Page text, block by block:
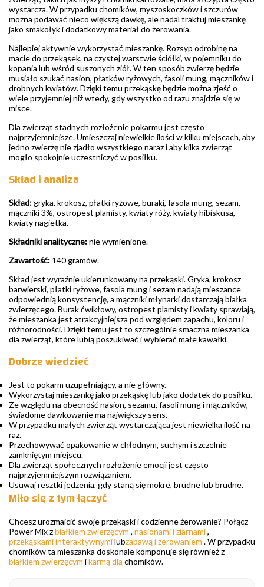
wystarcza. W przypadku chomików, myszoskoczków i szczurów
można podawać nieco większą dawkę, ale nadal traktuj mieszankę
jako smakołyk i dodatkowy materiał do żerowania.
Najlepiej aktywnie wykorzystać mieszankę. Rozsyp odrobinę na
macie do przekąsek, na czystej warstwie ściółki, w pojemniku do
kopania lub wśród suszonych ziół. W ten sposób zwierzę będzie
musiało szukać nasion, płatków ryżowych, fasoli mung, mączników i
drobnych kwiatów. Dzięki temu przekąskę będzie można zjeść o
wiele przyjemniej niż wtedy, gdy wszystko od razu znajdzie się w
misce.
Dla zwierząt stadnych rozłożenie pokarmu jest często
najprzyjemniejsze. Umieszczaj niewielkie ilości w kilku miejscach, aby
jedno zwierzę nie zjadło wszystkiego naraz i aby kilka zwierząt
mogło spokojnie uczestniczyć w posiłku.
Skład i analiza
Skład:gryka, krokosz, płatki ryżowe, buraki, fasola mung, sezam,
mączniki 3%, ostropest plamisty, kwiaty róży, kwiaty hibiskusa,
kwiaty nagietka.
Składniki analityczne:nie wymienione.
Zawartość: 140 gramów.
Skład jest wyraźnie ukierunkowany na przekąski. Gryka, krokosz
barwierski, płatki ryżowe, fasola mung i sezam nadają mieszance
odpowiednią konsystencję, a mączniki młynarki dostarczają białka
zwierzęcego. Burak ćwikłowy, ostropest plamisty i kwiaty sprawiają,
że mieszanka jest atrakcyjniejsza pod względem zapachu, koloru i
różnorodności. Dzięki temu jest to szczególnie smaczna mieszanka
dla zwierząt, które lubią poszukiwać i wybierać małe kawałki.
Dobrze wiedzieć
Jest to pokarm uzupełniający, a nie główny.
Wykorzystaj mieszankę jako przekąskę lub jako dodatek do posiłku.
Ze względu na obecność nasion, sezamu, fasoli mung i mączników,
świadome dawkowanie ma największy sens.
W przypadku małych zwierząt wystarczająca jest niewielka ilość na
raz.
Przechowywać opakowanie w chłodnym, suchym i szczelnie
zamkniętym miejscu.
Dla zwierząt społecznych rozłożenie emocji jest często
najprzyjemniejszym rozwiązaniem.
Usuwaj resztki jedzenia, gdy staną się mokre, brudne lub brudne.
Miło się z tym łączyć
Chcesz urozmaicić swoje przekąski i codzienne żerowanie? Połącz
Power Mix zbiałkiem zwierzęcym , nasionami i ziarnami,
przekąskami interaktywnymilubzabawą i żerowaniem . W przypadku
chomików ta mieszanka doskonale komponuje się również z
białkiem zwierzęcym ikarmą dla chomików.